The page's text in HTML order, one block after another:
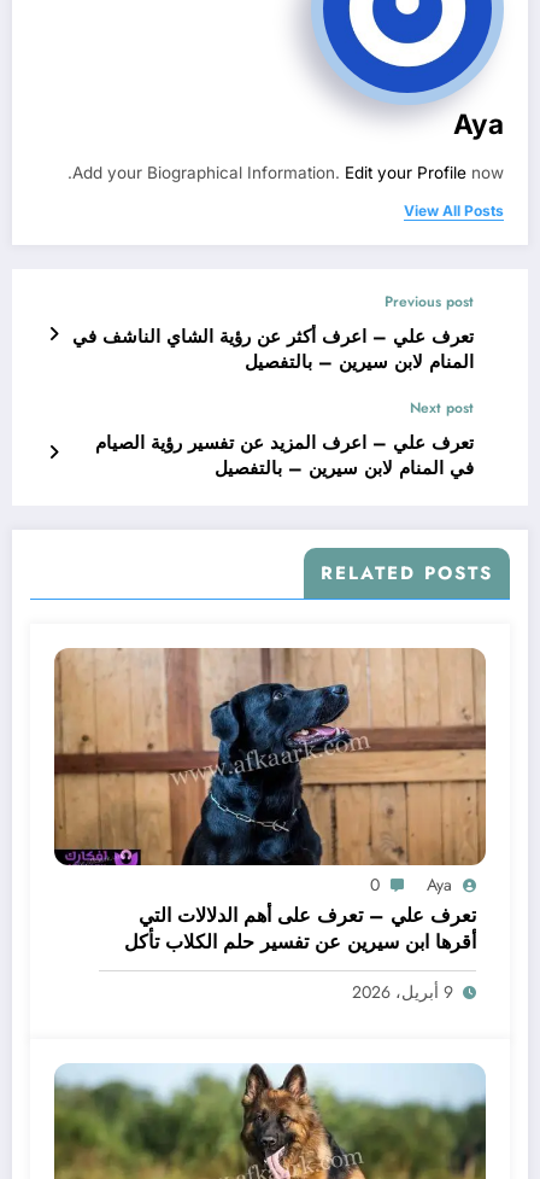
Aya
Add your Biographical Information. Edit your Profile now.
View All Posts
Previous post
تعرف علي – اعرف أكثر عن رؤية الشاي الناشف في
المنام لابن سيرين – بالتفصيل
Next post
تعرف علي – اعرف المزيد عن تفسير رؤية الصيام
في المنام لابن سيرين – بالتفصيل
RELATED POSTS
Aya
0
تعرف علي – تعرف على أهم الدلالات التي
أقرها ابن سيرين عن تفسير حلم الكلاب تأكل
لحم – بالتفصيل
9 أبريل، 2026